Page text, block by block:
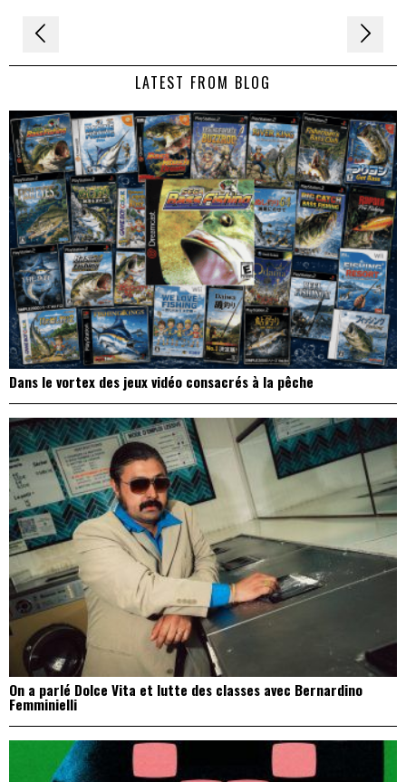
Navigation
de LATEST FROM BLOG
Dans le vortex des jeux vidéo consacrés à la pêche
On a parlé Dolce Vita et lutte des classes avec Bernardino
Femminielli